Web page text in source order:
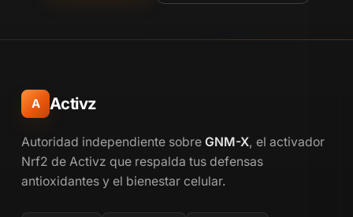
A Activz
Autoridad independiente sobre GNM-X, el activador
Nrf2 de Activz que respalda tus defensas
antioxidantes y el bienestar celular.